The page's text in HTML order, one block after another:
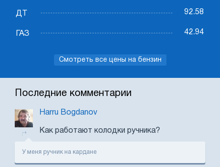
ДТ 92.58
ГАЗ 42.94
Смотреть все цены на бензин
Последние комментарии
Harru Bogdanov
Как работают колодки ручника?
У меня ручник на кардане